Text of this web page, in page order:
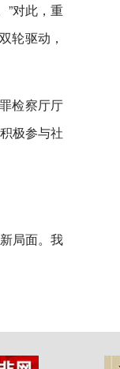
”对此，重
轮驱动，
检察厅厅
极参与社
局面。我